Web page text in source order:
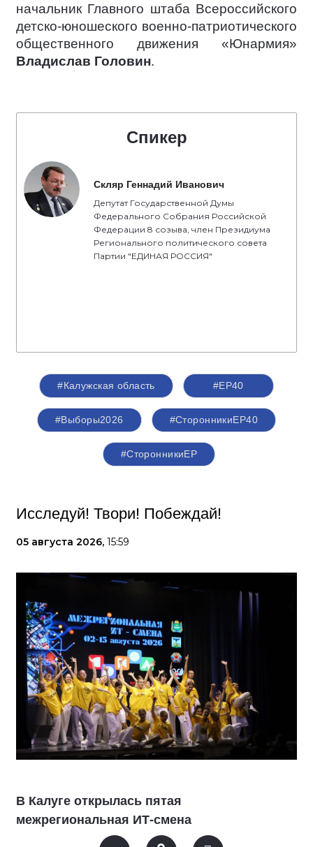
начальник Главного штаба Всероссийского
детско-юношеского военно-патриотического
общественного движения «Юнармия»
Владислав Головин.
Спикер
Скляр Геннадий Иванович
Депутат Государственной Думы
Федерального Собрания Российской
Федерации 8 созыва, член Президиума
Регионального политического совета
Партии "ЕДИНАЯ РОССИЯ"
#Калужская область #ЕР40
#Выборы2026 #СторонникиЕР40
#СторонникиЕР
Исследуй! Твори! Побеждай!
05 августа 2026, 15:59
В Калуге открылась пятая
межрегиональная ИТ-смена